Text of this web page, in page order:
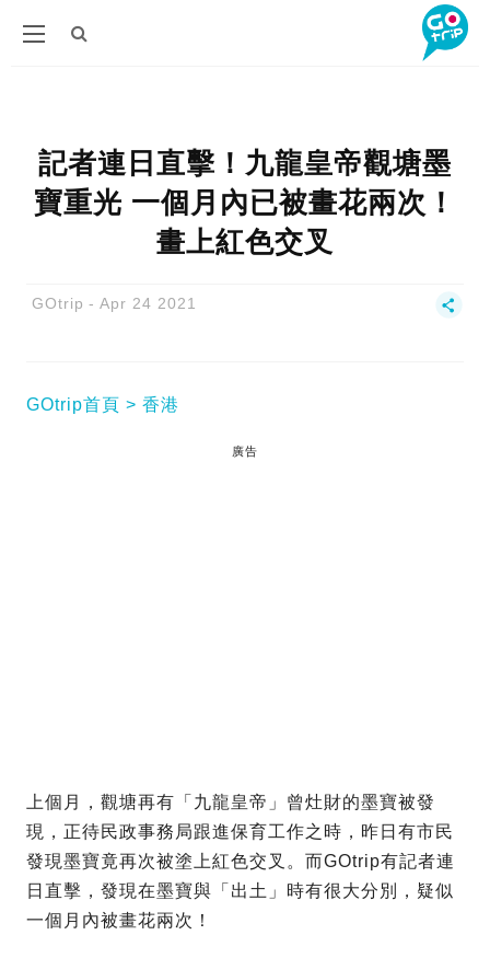
記者連日直擊！九龍皇帝觀塘墨
寶重光 一個月內已被畫花兩次！
畫上紅色交叉
GOtrip Apr 24 2021
GOtrip首頁 香港
廣告
上個月，觀塘再有「九龍皇帝」曾灶財的墨寶被發
現，正待民政事務局跟進保育工作之時，昨日有市民
發現墨寶竟再次被塗上紅色交叉。而GOtrip有記者連
日直擊，發現在墨寶與「出土」時有很大分別，疑似
一個月內被畫花兩次！